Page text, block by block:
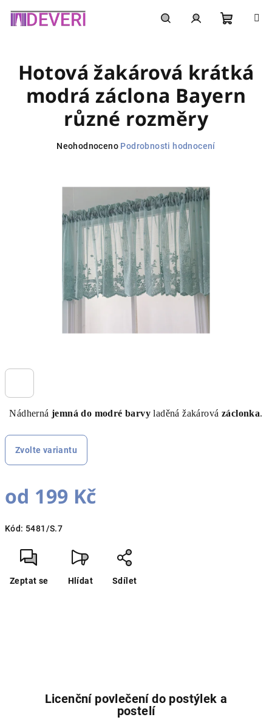
košík
Nádhernájemná do modré barvy laděná žakárová záclonka.
Zvolte variantu
od 199 Kč
cena:
Kód: 5481/S.7
Zeptat se Hlídat Sdílet
Hotová žakárová krátká
modrá záclona Bayern
různé rozměry
Průměrné
hvězdiček.
Neohodnoceno Podrobnosti hodnocení
Licenční povlečení do postýlek a
postelí